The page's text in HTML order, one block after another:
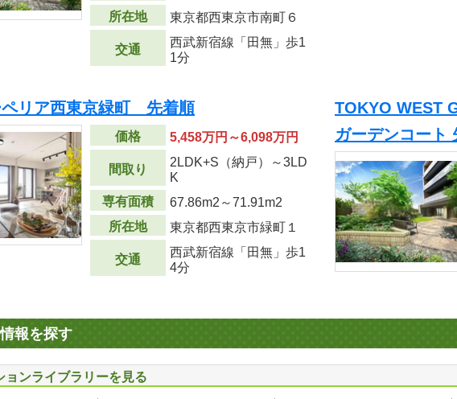
所在地
東京都西東京市南町６
交通
西武新宿線「田無」歩1
1分
ペリア西東京緑町 先着順
価格 5,458万円～6,098万円
間取り
2LDK+S（納戸）～3LD
K
専有面積
67.86m2 ～71.91m2
所在地
東京都西東京市緑町１
交通
西武新宿線「田無」歩1
4分
TOKYO WEST
ガーデンコート
報を探す
ョンライブラリーを見る